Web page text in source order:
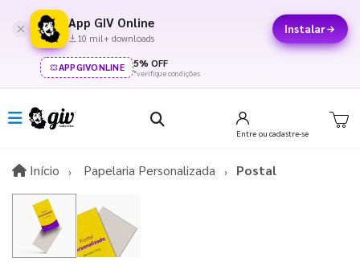
App GIV Online
10 mil+ downloads
Instalar
APPGIVONLINE 5% OFF
*verifique condições
Entre ou cadastre-se
Início InícioPapelaria Personalizada Postal